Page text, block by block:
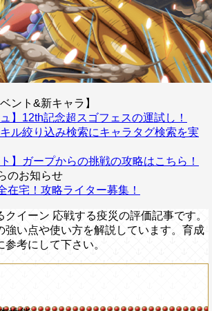
ント&新キャラ】
】12th記念超スゴフェスの運試し！
キル絞り込み検索にキャラタグ検索を実
】ガープからの挑戦の攻略はこちら！
のお知らせ
在宅！攻略ライター募集！
クイーン 応戦する疫災の評価記事です。
強い点や使い方を解説しています。育成
考にして下さい。